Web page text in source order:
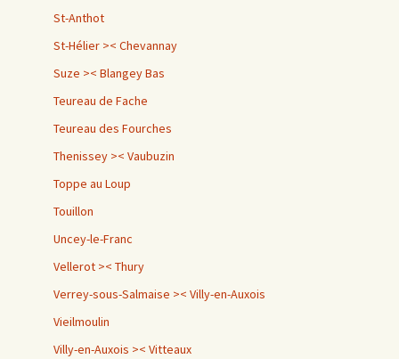
St-Anthot
St-Hélier >< Chevannay
Suze >< Blangey Bas
Teureau de Fache
Teureau des Fourches
Thenissey >< Vaubuzin
Toppe au Loup
Touillon
Uncey-le-Franc
Vellerot >< Thury
Verrey-sous-Salmaise >< Villy-en-Auxois
Vieilmoulin
Villy-en-Auxois >< Vitteaux